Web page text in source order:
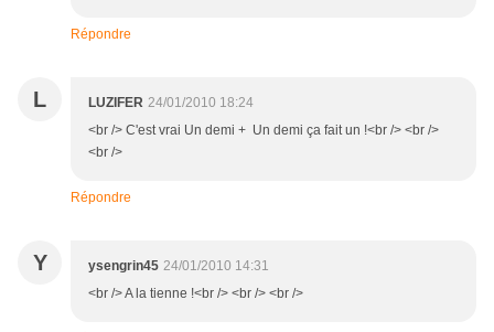
Répondre
L LUZIFER 24/01/2010 18:24
<br /> C'est vrai Un demi + Un demi ça fait un !<br /> <br />
<br />
Répondre
Y ysengrin45 24/01/2010 14:31
<br /> A la tienne !<br /> <br /> <br />